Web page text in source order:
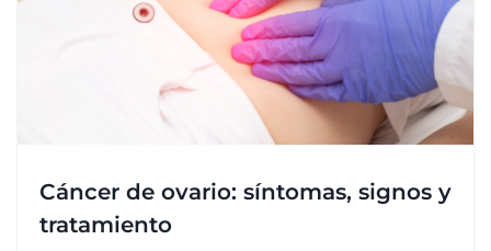
Cáncer de ovario: síntomas, signos y
tratamiento